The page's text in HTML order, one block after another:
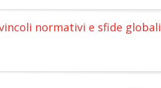
normativi e sfide globali